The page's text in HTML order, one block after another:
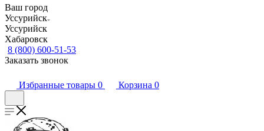
Ваш город
Уссурийск
Уссурийск
Хабаровск
8 (800) 600-51-53
Заказать звонок
Избранные товары 0 Корзина 0